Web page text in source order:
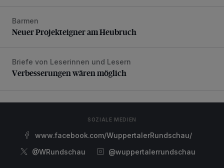
Neuer Projekteigner am Heubruch
Barmen
Neuer Projekteigner am Heubruch
Verbesserungen wären möglich
Briefe von Leserinnen und Lesern
Verbesserungen wären möglich
SOZIALE MEDIEN
www.facebook.com/WuppertalerRundschau/
@WRundschau
@wuppertalerrundschau